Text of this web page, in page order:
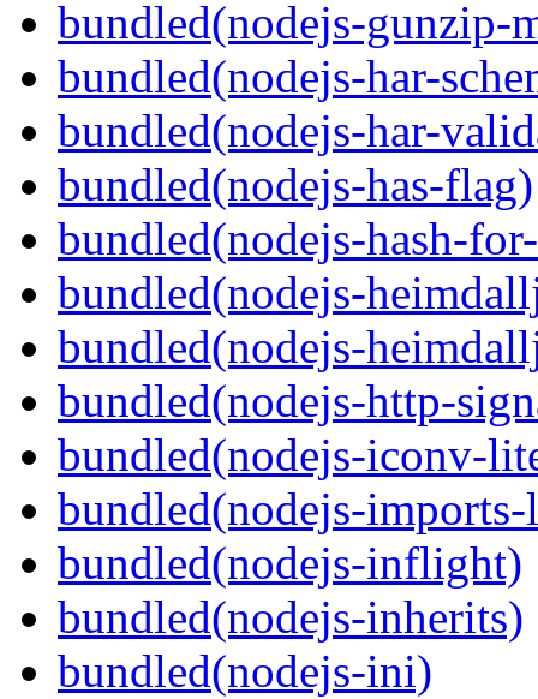
bundled(nodejs-gunzip-
bundled(nodejs-har-
bundled(nodejs-har-
bundled(nodejs-has-flag)
bundled(nodejs-hash-
bundled(nodejs-
bundled(nodejs-
bundled(nodejs-http-
bundled(nodejs-iconv-
bundled(nodejs-imports-
bundled(nodejs-inflight)
bundled(nodejs-inherits)
bundled(nodejs-ini)